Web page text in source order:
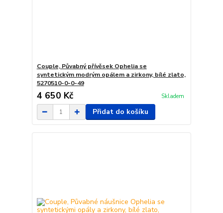
Couple, Půvabný přívěsek Ophelia se
syntetickým modrým opálem a zirkony, bílé zlato,
5270510-0-0-49
4 650 Kč Skladem
Přidat do košíku